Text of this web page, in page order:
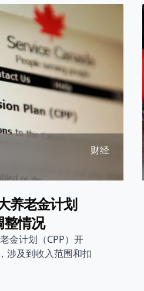
财经
养老金计划
整情况
金计划（CPP）开
涉及到收入范围和扣